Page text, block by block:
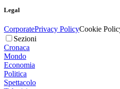
Legal
CorporatePrivacy PolicyCookie
Sezioni
Cronaca
Mondo
Economia
Politica
Spettacolo